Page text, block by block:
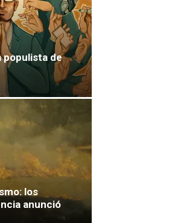
populista de
los
anunció